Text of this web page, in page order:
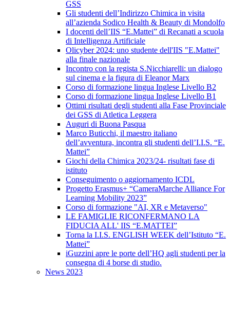
GSS
Gli studenti dell’Indirizzo Chimica in visita
all’azienda Sodico Health & Beauty di Mondolfo
I docenti dell’IIS “E.Mattei” di Recanati a scuola
di Intelligenza Artificiale
Olicyber 2024: uno studente dell'IIS "E.Mattei"
alla finale nazionale
Incontro con la regista S.Nicchiarelli: un dialogo
sul cinema e la figura di Eleanor Marx
Corso di formazione lingua Inglese Livello B2
Corso di formazione lingua Inglese Livello B1
Ottimi risultati degli studenti alla Fase Provinciale
dei GSS di Atletica Leggera
Auguri di Buona Pasqua
Marco Buticchi, il maestro italiano
dell’avventura, incontra gli studenti dell’I.I.S. “E.
Mattei”
Giochi della Chimica 2023/24- risultati fase di
istituto
Conseguimento o aggiornamento ICDL
Progetto Erasmus+ “CameraMarche Alliance For
Learning Mobility 2023”
Corso di formazione "AI, XR e Metaverso"
LE FAMIGLIE RICONFERMANO LA
FIDUCIA ALL' IIS “E.MATTEI”
Torna la I.I.S. ENGLISH WEEK dell’Istituto “E.
Mattei”
iGuzzini apre le porte dell’HQ agli studenti per la
consegna di 4 borse di studio.
News 2023